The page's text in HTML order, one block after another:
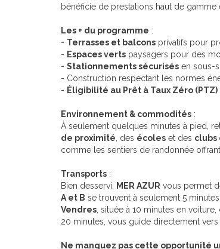
bénéficie de prestations haut de gamme
Les + du programme :
- Terrasses et balcons privatifs pour
- Espaces verts paysagers pour des
- Stationnements sécurisés en sous-
- Construction respectant les normes
- Éligibilité au Prêt à Taux Zéro (PTZ)
Environnement & commodités :
À seulement quelques minutes à pied,
de proximité , des écoles et des clubs
comme les sentiers de randonnée
Transports :
Bien desservi,
MER AZUR vous permet
A et B se trouvent à seulement 5
Vendres , située à 10 minutes en
20 minutes, vous guide directement vers
Ne manquez pas cette opportunité